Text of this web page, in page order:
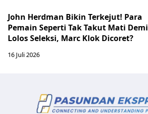
John Herdman Bikin Terkejut! Para
Pemain Seperti Tak Takut Mati Demi
Lolos Seleksi, Marc Klok Dicoret?
16 Juli 2026